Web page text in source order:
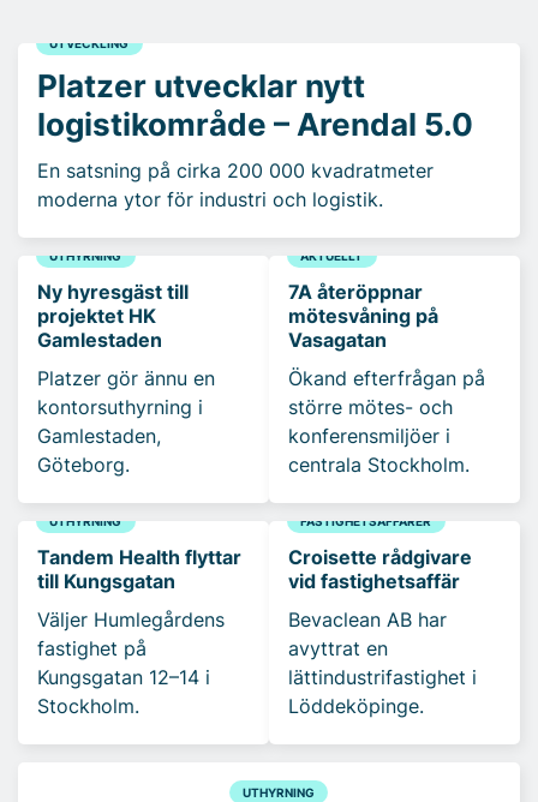
UTVECKLING
Platzer utvecklar nytt
logistikområde – Arendal 5.0
En satsning på cirka 200 000 kvadratmeter
moderna ytor för industri och logistik.
UTHYRNING
Ny hyresgäst till
projektet HK
Gamlestaden
Platzer gör ännu en
kontorsuthyrning i
Gamlestaden,
Göteborg.
AKTUELLT
7A återöppnar
mötesvåning på
Vasagatan
Ökand efterfrågan på
större mötes- och
konferensmiljöer i
centrala Stockholm.
UTHYRNING
Tandem Health flyttar
till Kungsgatan
Väljer Humlegårdens
fastighet på
Kungsgatan 12–14 i
Stockholm.
FASTIGHETSAFFÄRER
Croisette rådgivare
vid fastighetsaffär
Bevaclean AB har
avyttrat en
lättindustrifastighet i
Löddeköpinge.
UTHYRNING